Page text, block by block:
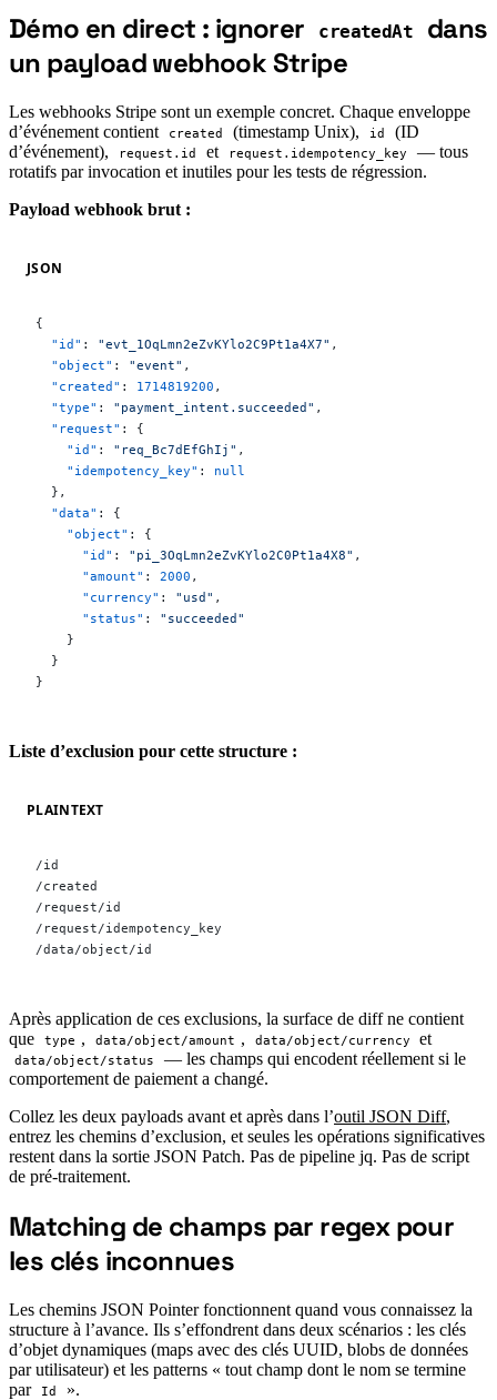
#
Démo en direct : ignorer createdAt
dans
un payload webhook Stripe
Les webhooks Stripe sont un exemple concret. Chaque enveloppe
d’événement contient
created (timestamp Unix), id
(ID
d’événement),
request.id et request.idempotency_key
— tous
rotatifs par invocation et inutiles pour les tests de régression.
Payload webhook brut :
JSON
{
  "id"
: "evt_1OqLmn2eZvKYlo2C9Pt1a4X7" ,
  "object"
: "event" ,
  "created"
: 1714819200 ,
  "type"
: "payment_intent.succeeded" ,
  "request"
: {
    "id"
: "req_Bc7dEfGhIj" ,
    "idempotency_key"
: null
  },
  "data"
: {
    "object"
: {
      "id"
: "pi_3OqLmn2eZvKYlo2C0Pt1a4X8" ,
      "amount"
: 2000 ,
      "currency"
: "usd" ,
      "status"
: "succeeded"
    }
  }
}
Liste d’exclusion pour cette structure :
PLAINTEXT
/id
/created
/request/id
/request/idempotency_key
/data/object/id
Après application de ces exclusions, la surface de diff ne contient
que
type , data/object/amount , data/object/currency et
data/object/status
— les champs qui encodent réellement si le
comportement de paiement a changé.
Collez les deux payloads avant et après dans l’outil JSON Diff,
entrez les chemins d’exclusion, et seules les opérations significatives
restent dans la sortie JSON Patch. Pas de pipeline jq. Pas de script
de pré-traitement.
#
Matching de champs par regex pour
les clés inconnues
Les chemins JSON Pointer fonctionnent quand vous connaissez la
structure à l’avance. Ils s’effondrent dans deux scénarios : les clés
d’objet dynamiques (maps avec des clés UUID, blobs de données
par utilisateur) et les patterns « tout champ dont le nom se termine
par
Id
».